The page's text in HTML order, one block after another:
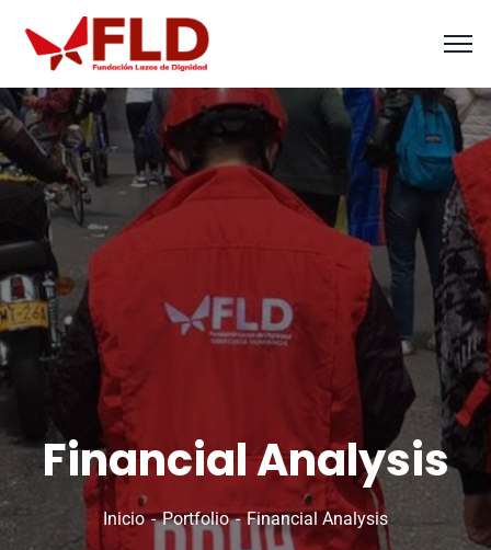
Financial Analysis
Inicio Portfolio Financial Analysis